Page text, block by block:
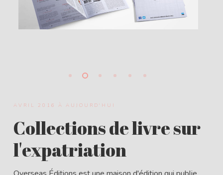
AVRIL 2016 À AUJOURD'HUI
Collections de livre sur
l'expatriation